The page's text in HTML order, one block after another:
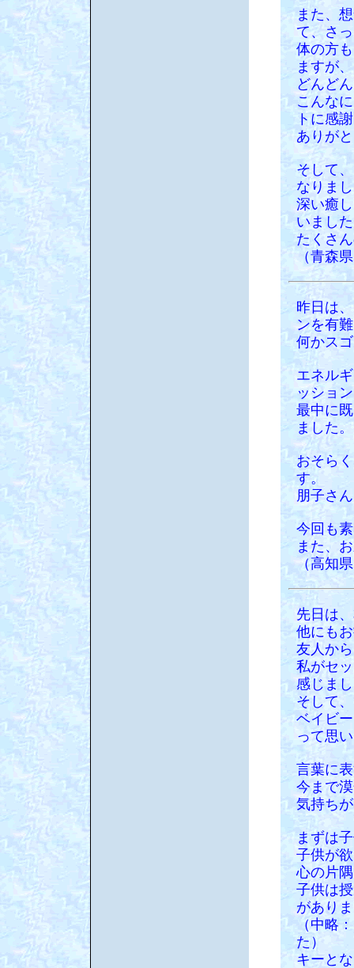
また、
て、さ
体の方
ますが、
どんど
こんな
トに感
ありが
そして
なりま
深い癒
いまし
たくさ
（青
昨日は
ンを有
何かス
エネル
ッショ
最中に
ました。
おそら
す。
朋子さ
今回も
また、
（高知
先日は
他にも
友人か
私がセ
感じま
そして
ベイビ
って思
言葉に
今まで
気持ち
まずは
子供が
心の片
子供は
があり
（中略
た）
キーと